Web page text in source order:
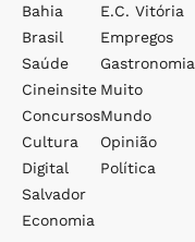
Bahia
Brasil
Saúde
Cineinsite
Concursos
Cultura
Digital
Salvador
Economia
E.c. Vitória
Empregos
Gastronomia
Muito
Mundo
Opinião
Política